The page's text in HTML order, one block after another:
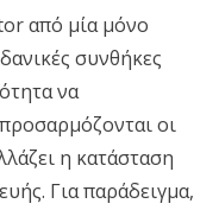
από μία μόνο
συνθήκες
να
οι
η κατάσταση
Για παράδειγμα,